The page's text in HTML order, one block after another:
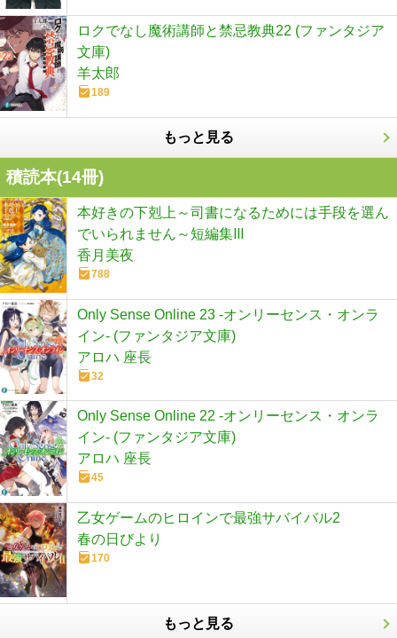
ロクでなし魔術講師と禁忌教典22 (ファンタジア
文庫)
羊太郎
189
もっと見る
積読本(14冊)
本好きの下剋上～司書になるためには手段を選ん
でいられません～短編集Ⅲ
香月美夜
788
Only Sense Online 23 ‐オンリーセンス・オンラ
イン‐ (ファンタジア文庫)
アロハ 座長
32
Only Sense Online 22 ‐オンリーセンス・オンラ
イン‐ (ファンタジア文庫)
アロハ 座長
45
乙女ゲームのヒロインで最強サバイバル2
春の日びより
170
もっと見る